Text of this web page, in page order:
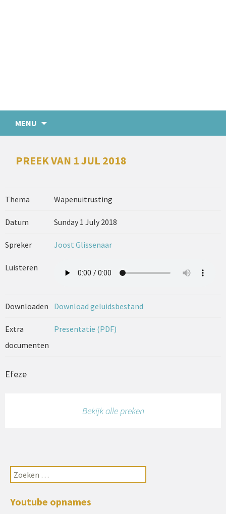
MENU
PREEK VAN 1 JUL 2018
Thema Wapenuitrusting
Datum Sunday 1 July 2018
Spreker Joost Glissenaar
Luisteren
Downloaden Download geluidsbestand
Extra
documenten
Presentatie (PDF)
Efeze
Bekijk alle preken
Youtube opnames